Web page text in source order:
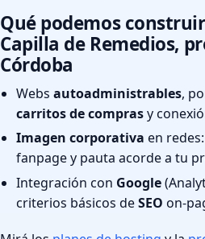
Qué podemos
Capilla de Remedios,
Córdoba
Webs autoadministrables,
carritos de comprasy
Imagen corporativa en
fanpage y pauta acorde a tu
Integración con Google
criterios básicos deSEO on-